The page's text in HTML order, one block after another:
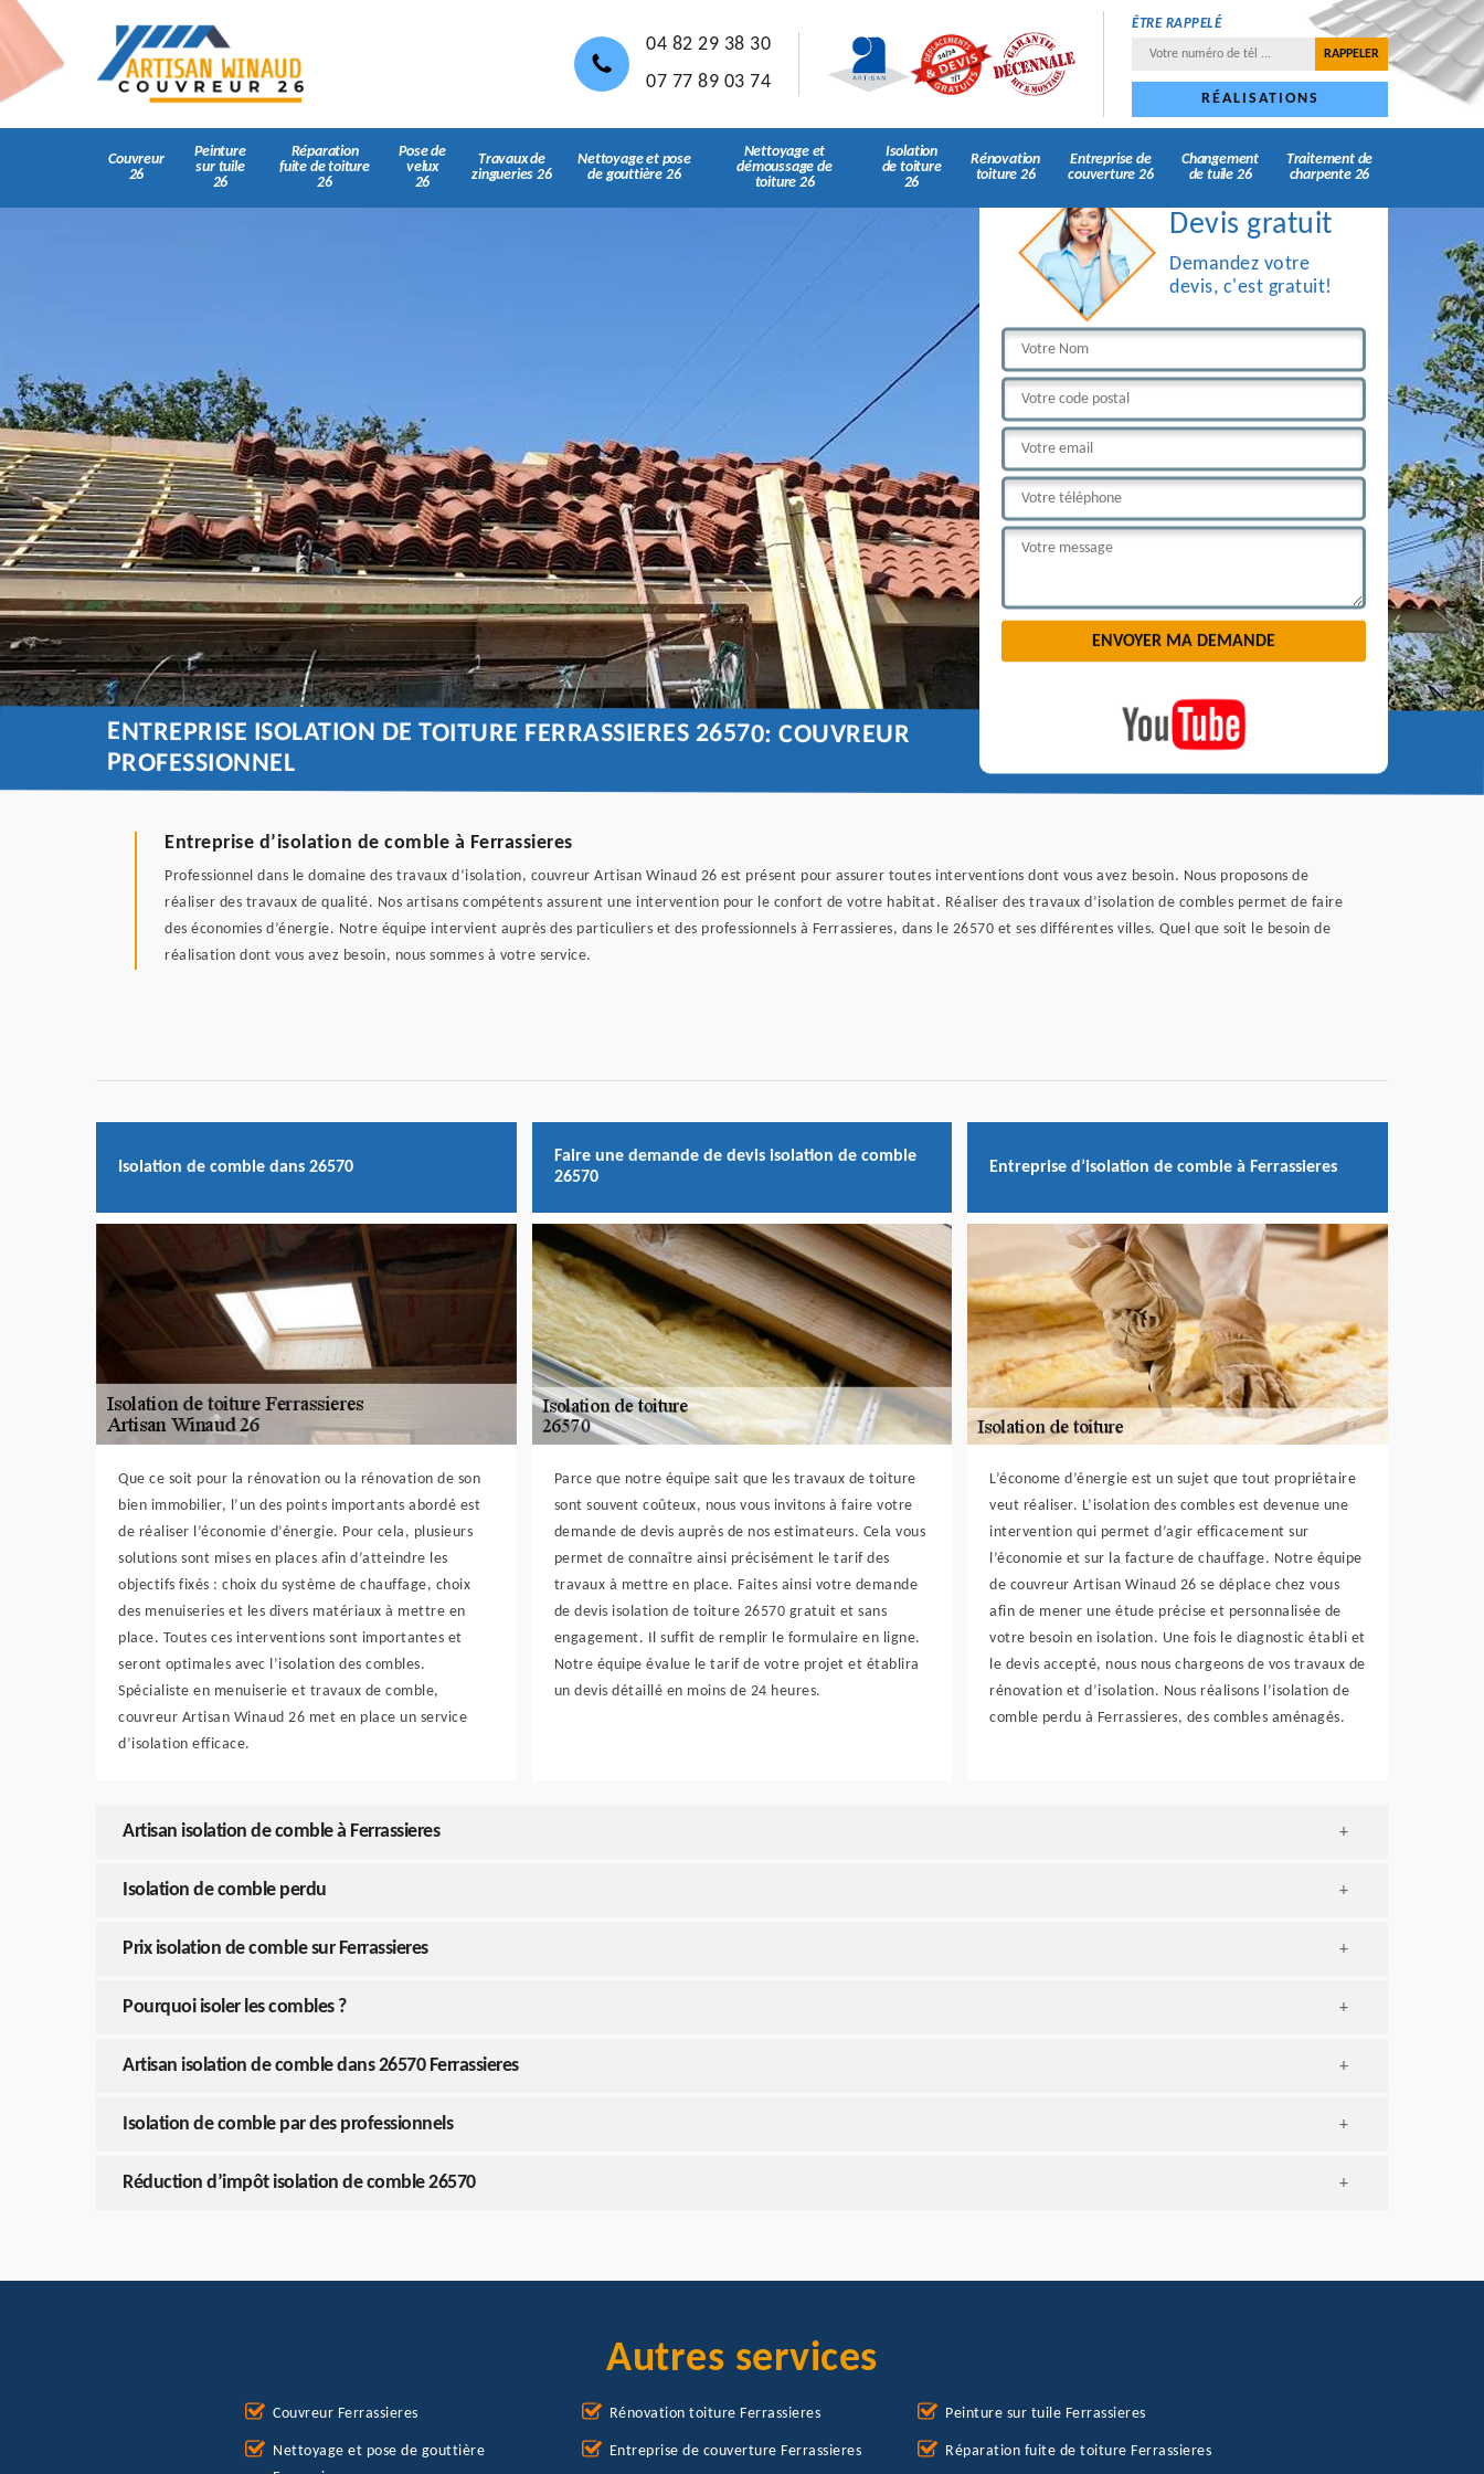
04 82 29 38 30
07 77 89 03 74
ÊTRE RAPPELÉ
RÉALISATIONS
Couvreur
26
Peinture
sur tuile
26
Réparation
fuite de toiture
26
Pose de
velux
26
Travaux de
zingueries 26
Nettoyage et pose
de gouttière 26
Nettoyage et
démoussage de
toiture 26
Isolation
de toiture
26
Rénovation
toiture 26
Entreprise de
couverture 26
Changement
de tuile 26
Traitement de
charpente 26
Devis gratuit
Demandez votre
devis, c'est gratuit!
ENTREPRISE ISOLATION DE TOITURE FERRASSIERES 26570: COUVREUR
PROFESSIONNEL
Entreprise d’isolation de comble à Ferrassieres
Professionnel dans le domaine des travaux d’isolation, couvreur Artisan Winaud 26 est présent pour assurer toutes interventions dont vous avez besoin. Nous proposons de
réaliser des travaux de qualité. Nos artisans compétents assurent une intervention pour le confort de votre habitat. Réaliser des travaux d’isolation de combles permet de faire
des économies d’énergie. Notre équipe intervient auprès des particuliers et des professionnels à Ferrassieres, dans le 26570 et ses différentes villes. Quel que soit le besoin de
réalisation dont vous avez besoin, nous sommes à votre service.
Isolation de comble dans 26570
Que ce soit pour la rénovation ou la rénovation de son
bien immobilier, l’un des points importants abordé est
de réaliser l’économie d’énergie. Pour cela, plusieurs
solutions sont mises en places afin d’atteindre les
objectifs fixés : choix du système de chauffage, choix
des menuiseries et les divers matériaux à mettre en
place. Toutes ces interventions sont importantes et
seront optimales avec l’isolation des combles.
Spécialiste en menuiserie et travaux de comble,
couvreur Artisan Winaud 26 met en place un service
d’isolation efficace.
Faire une demande de devis isolation de comble
26570
Parce que notre équipe sait que les travaux de toiture
sont souvent coûteux, nous vous invitons à faire votre
demande de devis auprès de nos estimateurs. Cela vous
permet de connaître ainsi précisément le tarif des
travaux à mettre en place. Faites ainsi votre demande
de devis isolation de toiture 26570 gratuit et sans
engagement. Il suffit de remplir le formulaire en ligne.
Notre équipe évalue le tarif de votre projet et établira
un devis détaillé en moins de 24 heures.
Entreprise d’isolation de comble à Ferrassieres
L’économe d’énergie est un sujet que tout propriétaire
veut réaliser. L’isolation des combles est devenue une
intervention qui permet d’agir efficacement sur
l’économie et sur la facture de chauffage. Notre équipe
de couvreur Artisan Winaud 26 se déplace chez vous
afin de mener une étude précise et personnalisée de
votre besoin en isolation. Une fois le diagnostic établi et
le devis accepté, nous nous chargeons de vos travaux de
rénovation et d’isolation. Nous réalisons l’isolation de
comble perdu à Ferrassieres, des combles aménagés.
Artisan isolation de comble à Ferrassieres +
Isolation de comble perdu +
Prix isolation de comble sur Ferrassieres +
Pourquoi isoler les combles ? +
Artisan isolation de comble dans 26570 Ferrassieres +
Isolation de comble par des professionnels +
Réduction d’impôt isolation de comble 26570 +
Autres services
Couvreur Ferrassieres
Nettoyage et pose de gouttière
Rénovation toiture Ferrassieres
Entreprise de couverture Ferrassieres
Peinture sur tuile Ferrassieres
Réparation fuite de toiture Ferrassieres